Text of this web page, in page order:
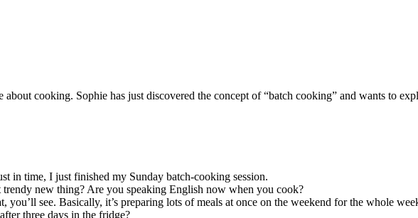
cooking. Sophie has just discovered the concept of “batch cooking” and wants to
in time, I just finished my Sunday batch-cooking session.
new thing? Are you speaking English now when you cook?
you’ll see. Basically, it’s preparing lots of meals at once on the weekend for the whole
three days in the fridge?